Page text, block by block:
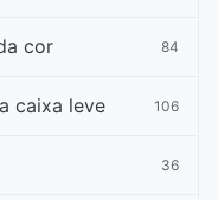
cor 84
caixa leve 106
36